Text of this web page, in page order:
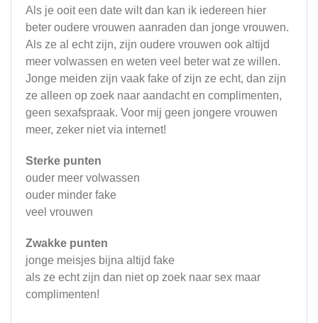
Als je ooit een date wilt dan kan ik iedereen hier
beter oudere vrouwen aanraden dan jonge vrouwen.
Als ze al echt zijn, zijn oudere vrouwen ook altijd
meer volwassen en weten veel beter wat ze willen.
Jonge meiden zijn vaak fake of zijn ze echt, dan zijn
ze alleen op zoek naar aandacht en complimenten,
geen sexafspraak. Voor mij geen jongere vrouwen
meer, zeker niet via internet!
Sterke punten
ouder meer volwassen
ouder minder fake
veel vrouwen
Zwakke punten
jonge meisjes bijna altijd fake
als ze echt zijn dan niet op zoek naar sex maar
complimenten!